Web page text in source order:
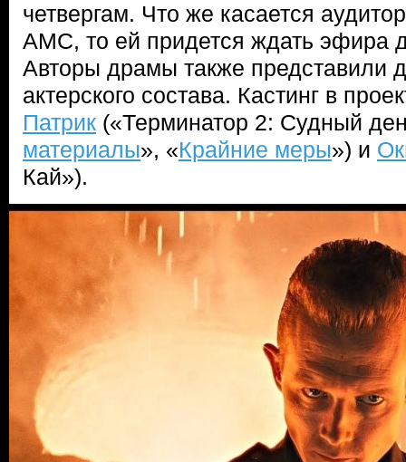
четвергам. Что же касается
AMC, то ей придется ждать эфира
Авторы драмы также представили
актерского состава. Кастинг в
Патрик («Терминатор 2: Судный
материалы», «Крайние меры») и
Кай»).